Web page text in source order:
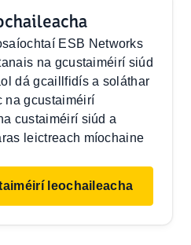
ESB Networks
na gcustaiméirí siúd
dá gcaillfidís a soláthar
na gcustaiméirí
custaiméirí siúd a
leictreach míochaine
leochaileacha